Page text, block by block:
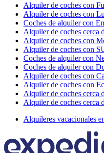
Alquiler de coches con
Alquiler de coches con
Coches de alquiler con
Alquiler de coches cerca
Alquiler de coches con
Alquiler de coches con
Coches de alquiler con
Coches de alquiler con
Alquiler de coches con
Alquiler de coches con
Alquiler de coches cerca
Alquiler de coches cerca
Alquileres vacacionales